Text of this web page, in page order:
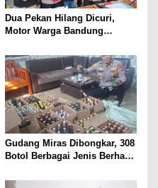
Dua Pekan Hilang Dicuri,
Motor Warga Bandung
Polisi
Gudang Miras Dibongkar, 308
Botol Berbagai Jenis Berhasil